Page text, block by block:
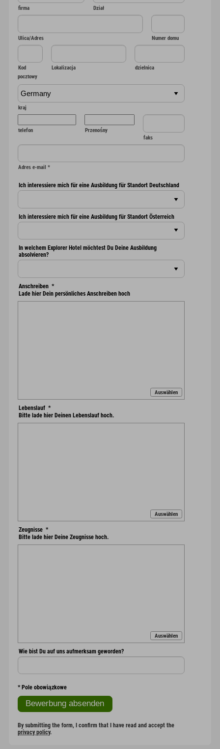
firma Dział
Ulica/Adres Numer domu
Kod
pocztowy
Lokalizacja dzielnica
kraj
telefon
Przenośny
faks
Adres e-mail *
Ich interessiere mich für eine Ausbildung für Standort Deutschland
Ich interessiere mich für eine Ausbildung für Standort Österreich
In welchem Explorer Hotel möchtest Du Deine Ausbildung
absolvieren?
Anschreiben *
Lade hier Dein persönliches Anschreiben hoch
Auswählen
Lebenslauf *
Bitte lade hier Deinen Lebenslauf hoch.
Auswählen
Zeugnisse *
Bitte lade hier Deine Zeugnisse hoch.
Auswählen
Wie bist Du auf uns aufmerksam geworden?
*Pole obowiązkowe
By submitting the form, I confirm that I have read and accept the
privacy policy.